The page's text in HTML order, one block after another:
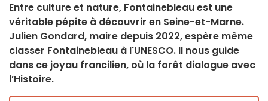
Entre culture et nature, Fontainebleau est une
véritable pépite à découvrir en Seine-et-Marne.
Julien Gondard, maire depuis 2022, espère même
classer Fontainebleau à l'UNESCO. Il nous guide
dans ce joyau francilien, où la forêt dialogue avec
l’Histoire.